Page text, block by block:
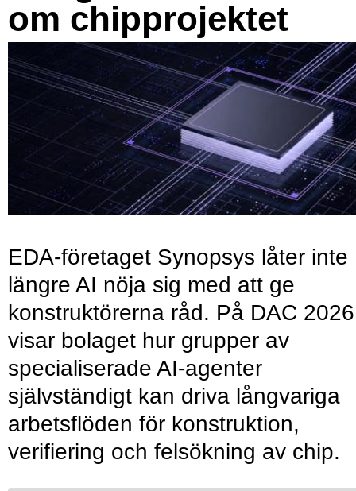
om chipprojektet
EDA-företaget Synopsys låter inte
längre AI nöja sig med att ge
konstruktörerna råd. På DAC 2026
visar bolaget hur grupper av
specialiserade AI-agenter
självständigt kan driva långvariga
arbetsflöden för konstruktion,
verifiering och felsökning av chip.